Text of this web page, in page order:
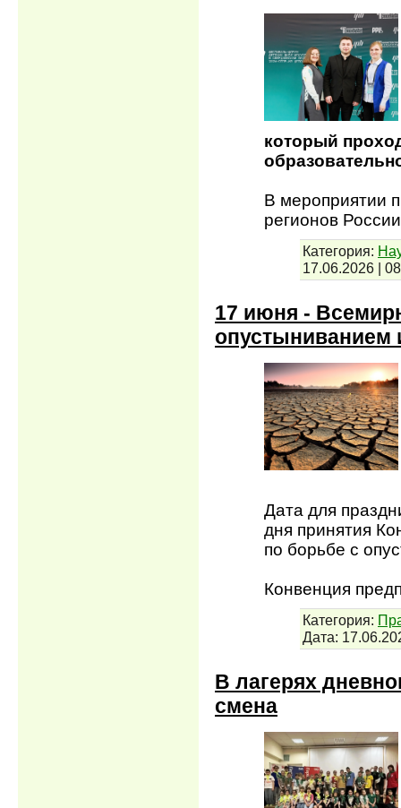
который
В мероприятии
регионов
Категория:
17.06.2026 |
17 июня -
опустыниванием
Дата для
дня принятия
по борьбе с
Конвенция
Категория:
Дата:
В лагерях
смена